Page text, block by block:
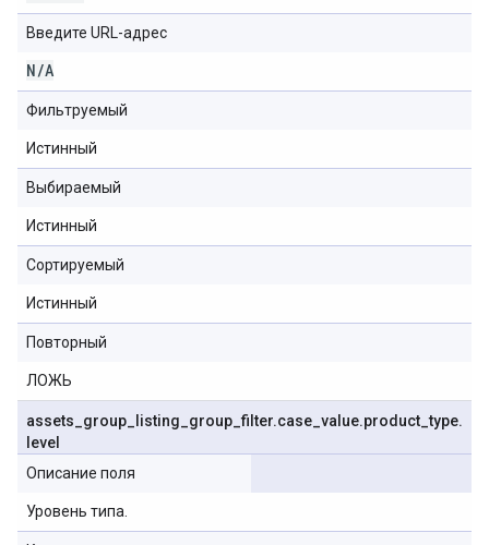
Введите URL-адрес
N/A
Фильтруемый
Истинный
Выбираемый
Истинный
Сортируемый
Истинный
Повторный
ЛОЖЬ
assets group listing group _filter.case value.product _type.
level
Описание поля
Уровень типа.